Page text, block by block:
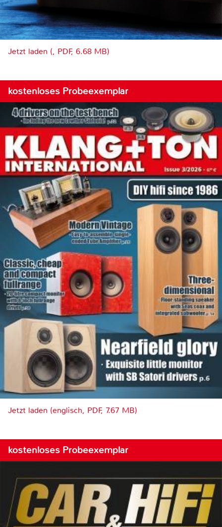
Jetzt laden (, PDF, 6.68 MB)
kostenloses Probeexemplar
Jetzt laden (englisch, PDF, 7.67 MB)
kostenloses Probeexemplar